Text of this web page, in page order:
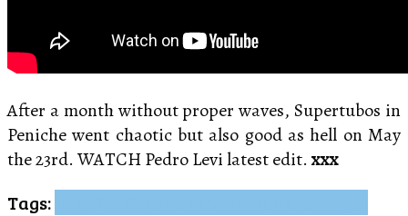
After a month without proper waves, Supertubos in
Peniche went chaotic but also good as hell on May
the 23rd. WATCH Pedro Levi latest edit. xxx
Tags: